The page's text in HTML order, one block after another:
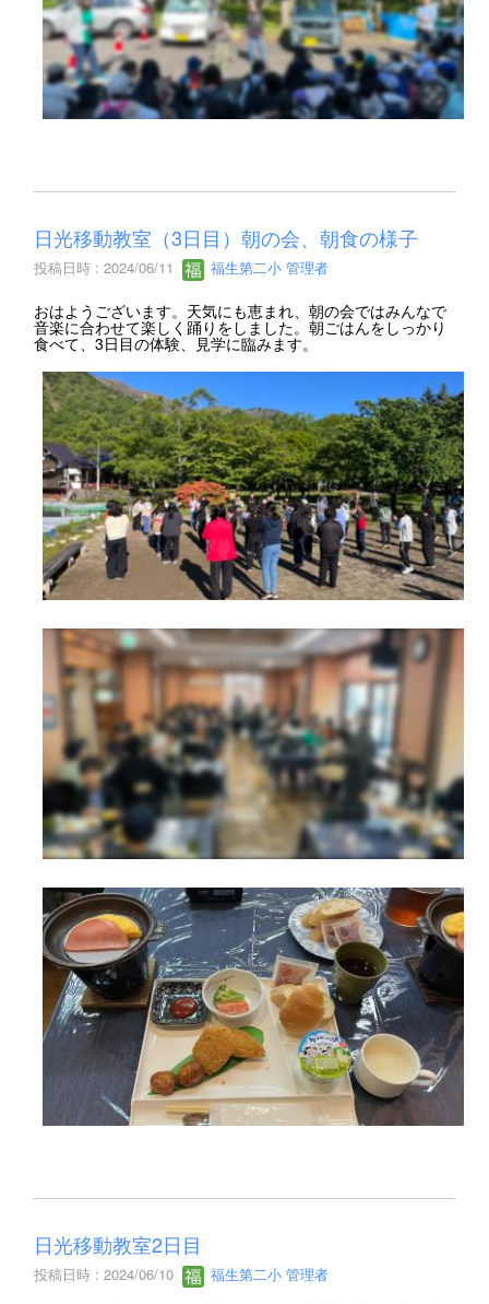
日光移動教室（3日目）朝の会、朝食の様子
投稿日時 : 2024/06/11 福生第二小 管理者
おはようございます。天気にも恵まれ、朝の会ではみんなで
音楽に合わせて楽しく踊りをしました。朝ごはんをしっかり
食べて、3日目の体験、見学に臨みます。
日光移動教室2日目
投稿日時 : 2024/06/10 福生第二小 管理者